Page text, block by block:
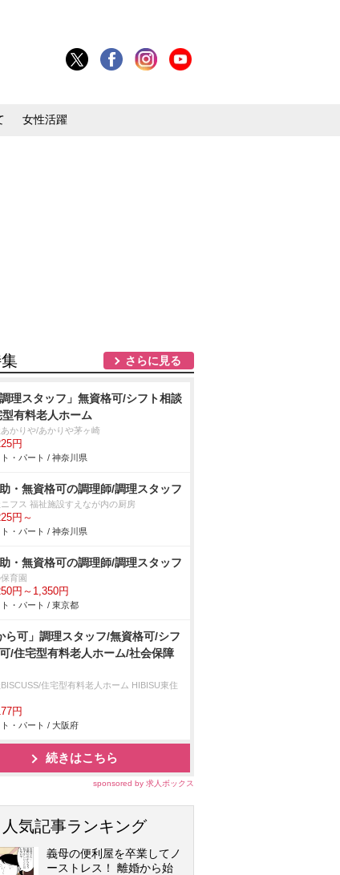
女性活躍
さらに見る
調理スタッフ」無資格可/シフト相談
有料老人ホーム
かりや/あかりや茅ヶ崎
円
・パート / 神奈川県
・無資格可の調理師/調理スタッフ
フス 福祉施設すえなが内の厨房
円～
・パート / 神奈川県
・無資格可の調理師/調理スタッフ
育園
円～1,350円
・パート / 東京都
ら可」調理スタッフ/無資格可/シフ
/住宅型有料老人ホーム/社会保障
住宅型有料老人ホーム HIBISU東住
円
・パート / 大阪府
続きはこちら
sponsored by 求人ボックス
人気記事ランキング
義母の便利屋を卒業してノ
ーストレス！ 離婚から始